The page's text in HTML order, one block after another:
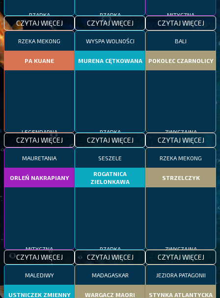
CZYTAJ WIĘCEJ CZYTAJ WIĘCEJ CZYTAJ WIĘCEJ
RZEKA MEKONG
PA KUANE
CZYTAJ WIĘCEJ
WYSPA WOLNOŚCI
MURENA CĘTKOWANA
CZYTAJ WIĘCEJ
BALI
POKOLEC CZARNOLICY
CZYTAJ WIĘCEJ
MAURETANIA
ORLEŃ NAKRAPIANY
CZYTAJ WIĘCEJ
SESZELE
ROGATNICA
ZIELONKAWA
CZYTAJ WIĘCEJ
RZEKA MEKONG
STRZELCZYK
CZYTAJ WIĘCEJ
MALEDIWY
USTNICZEK ZMIENNY
MADAGASKAR
WARGACZ MAORI
JEZIORA PATAGONII
STYNKA ATLANTYCKA